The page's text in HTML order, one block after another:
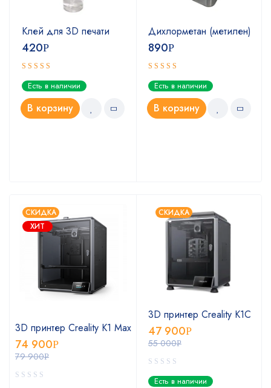
Клей для 3D печати
420Р
Оценка
5.00из 5
Есть в наличии
В корзину
Дихлорметан (метилен)
890Р
Оценка
4.67из 5
Есть в наличии
В корзину
СКИДКА
ХИТ
3D принтер Creality K1 Max
79 900Р
74 900Р
СКИДКА
3D принтер Creality K1C
55 000Р
47 900Р
Есть в наличии